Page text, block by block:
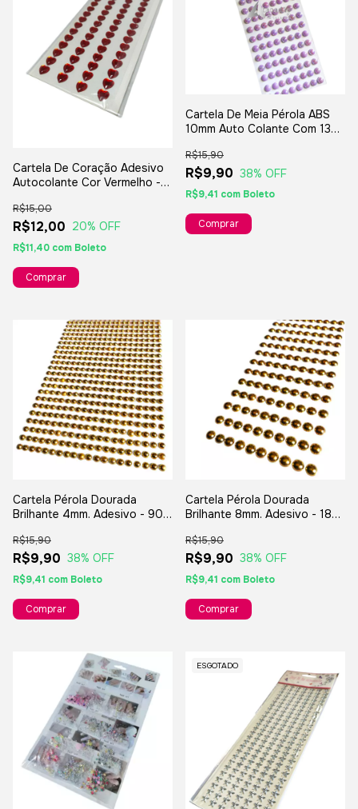
Cartela De Coração Adesivo
Autocolante Cor Vermelho -
R$12,00
R$15,00
20% OFF
R$11,40 com Boleto
Cartela De Meia Pérola ABS
10mm Auto Colante Com 136
R$9,90
R$15,90
38% OFF
R$9,41 com Boleto
Cartela Pérola Dourada
Brilhante 4mm. Adesivo - 900
R$9,90
R$15,90
38% OFF
R$9,41 com Boleto
Cartela Pérola Dourada
Brilhante 8mm. Adesivo - 180
R$9,90
R$15,90
38% OFF
R$9,41 com Boleto
ESGOTADO